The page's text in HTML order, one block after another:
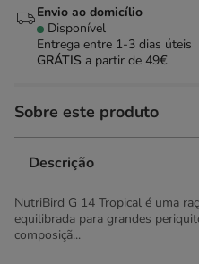
Envio ao domicílio
Disponível
Entrega entre 1-3 dias úteis
GRÁTIS a partir de 49€
Sobre este produto
Descrição
NutriBird G 14 Tropical é uma
equilibrada para grandes
composiçã...